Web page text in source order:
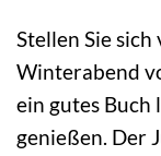
Stellen Sie
Winterabend
ein gutes Buch
genießen. Der